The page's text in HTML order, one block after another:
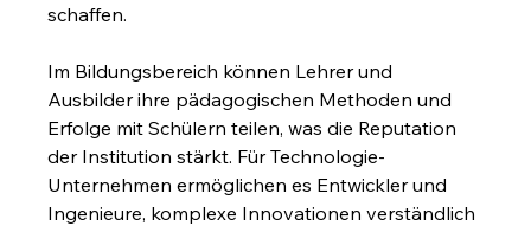
schaffen.
Im Bildungsbereich können Lehrer und
Ausbilder ihre pädagogischen Methoden und
Erfolge mit Schülern teilen, was die Reputation
der Institution stärkt. Für Technologie-
Unternehmen ermöglichen es Entwickler und
Ingenieure, komplexe Innovationen verständlich